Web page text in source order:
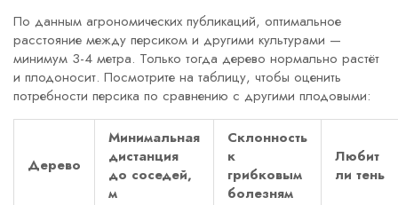
По данным агрономических публикаций, оптимальное
расстояние между персиком и другими культурами —
минимум 3-4 метра. Только тогда дерево нормально растёт
и плодоносит. Посмотрите на таблицу, чтобы оценить
потребности персика по сравнению с другими плодовыми:
Дерево
Минимальная
дистанция
до соседей,
м
Склонность
к
грибковым
болезням
Любит
ли тень